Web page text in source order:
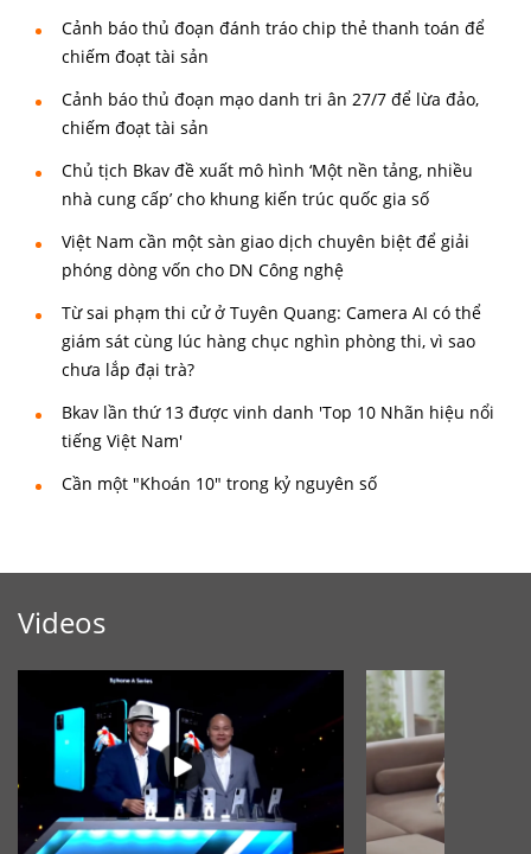
Cảnh báo thủ đoạn đánh tráo chip thẻ thanh toán để
chiếm đoạt tài sản
Cảnh báo thủ đoạn mạo danh tri ân 27/7 để lừa đảo,
chiếm đoạt tài sản
Chủ tịch Bkav đề xuất mô hình ‘Một nền tảng, nhiều
nhà cung cấp’ cho khung kiến trúc quốc gia số
Việt Nam cần một sàn giao dịch chuyên biệt để giải
phóng dòng vốn cho DN Công nghệ
Từ sai phạm thi cử ở Tuyên Quang: Camera AI có thể
giám sát cùng lúc hàng chục nghìn phòng thi, vì sao
chưa lắp đại trà?
Bkav lần thứ 13 được vinh danh 'Top 10 Nhãn hiệu nổi
tiếng Việt Nam'
Cần một "Khoán 10" trong kỷ nguyên số
Videos